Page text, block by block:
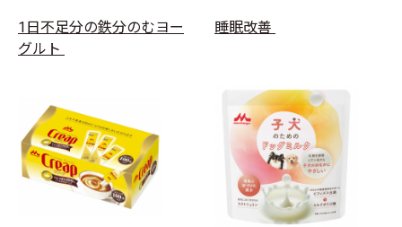
1日不足分の鉄分のむヨー
グルト
睡眠改善